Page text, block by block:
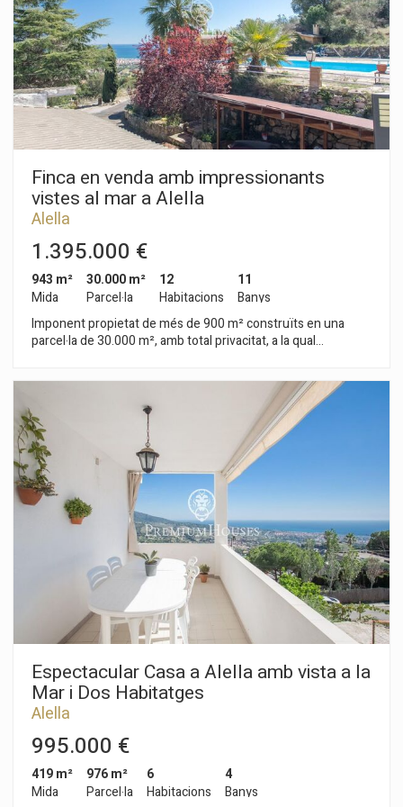
Finca en venda amb impressionants
vistes al mar a Alella
Alella
1.395.000 €
943 m²
Mida
30.000 m²
Parcel·la
12
Habitacions
11
Banys
Imponent propietat de més de 900 m² construïts en una
parcel·la de 30.000 m², amb total privacitat, a la qual
Maresme. Consta de quatre habitatges, totalment
independents que sumen 12 habitacions, 8 banys, 4 cuines,
quatre terrasses de 90m2 de gespa, 12 m², 30 m² i 150 m²
amb gespa; 6 salons i quatre menjadors. Gràcies a la seva
situació, la piscina té sol tot el dia, una gran zona enjardinada i
quasi 30.000 ha de bosc. Podrà gaudir de sortides de sol
increïbles sobre la mar, unes cases molt àmplies, terrasses
per a gaudir del clima mediterrani, una piscina molt ben
orientada, pista d'esquaix i una ubicació amb molta
tranquil·litat, envoltada de naturalesa, amb total privacitat.
Alella és una de les poblacions de la costa de Barcelona amb
major demanda, a només 20 minutos de la ciutat i ben
connectada en transport públic. Amants de la naturalesa, dels
esports nàutics, del golf i de la muntanya, tenen en aquesta
propietat, un somni fet realitat. Vol conèixer-la?. Cridi'ns o
enviï'ns la seva sol·licitud i li atendrem amb molt de gust.
Espectacular Casa a Alella amb vista a la
Mar i Dos Habitatges
Alella
995.000 €
419 m²
Mida
976 m²
Parcel·la
6
Habitacions
4
Banys